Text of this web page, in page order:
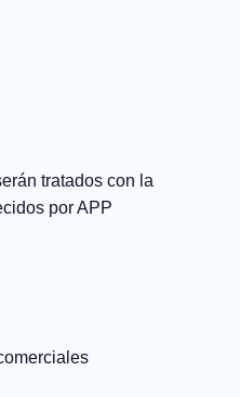
tratados con la
por APP